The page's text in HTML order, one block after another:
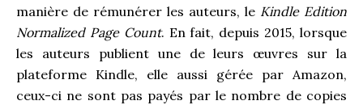
manière de rémunérer les auteurs, le Kindle Edition
Normalized Page Count. En fait, depuis 2015, lorsque
les auteurs publient une de leurs œuvres sur la
plateforme Kindle, elle aussi gérée par Amazon,
ceux-ci ne sont pas payés par le nombre de copies